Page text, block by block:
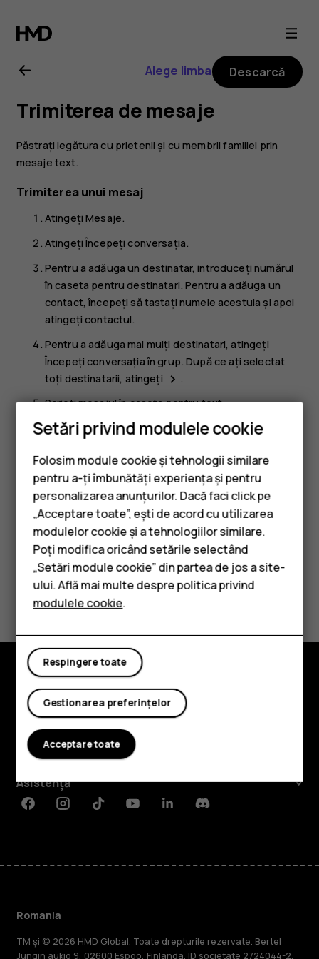
Ghid
de
utilizare
Nokia
6.2
Smartphone-uri
Telefoane clasice
Accesorii
Tablete
Alege limba Descarcă
Trimiterea de mesaje
Păstrați legătura cu prietenii și cu membrii familiei prin
mesaje text.
Trimiterea unui mesaj
AtingețiMesaje.
AtingețiÎncepeți conversația.
Pentru a adăuga un destinatar, introduceți numărul
în caseta pentru destinatari. Pentru a adăuga un
contact, începeți să tastați numele acestuia și apoi
atingeți contactul.
Pentru a adăuga mai mulți destinatari, atingeți
Începeți conversația în grup. După ce ați selectat
toți destinatarii, atingeți
navigate_next .
Scrieți mesajul în caseta pentru text.
Atingețisend.
Sfat:Dacă doriți să trimiteți o fotografie într-un
mesaj, atingețiFotografii, atingeți fotografia pe care
doriți să o partajați și atingețishare. SelectațiMesaje
Considerați utile aceste informații?
Explorează
Despre
Planet and people
Asistență
FacebookInstagramTiktokYoutubeLinkedinDiscord
Romania
TM și © 2026 HMD Global. Toate drepturile rezervate. Bertel
Jungin aukio 9, 02600 Espoo, Finlanda. ID societate 2724044-2.
Setări privind modulele cookie
Folosim module cookie și tehnologii similare
pentru a-ți îmbunătăți experiența și pentru
personalizarea anunțurilor. Dacă faci click pe
„Acceptare toate”, ești de acord cu utilizarea
modulelor cookie și a tehnologiilor similare.
Poți modifica oricând setările selectând
„Setări module cookie” din partea de jos a site-
ului. Află mai multe despre politica privind
modulele cookie.
Respingere toate
Gestionarea preferințelor
Acceptare toate